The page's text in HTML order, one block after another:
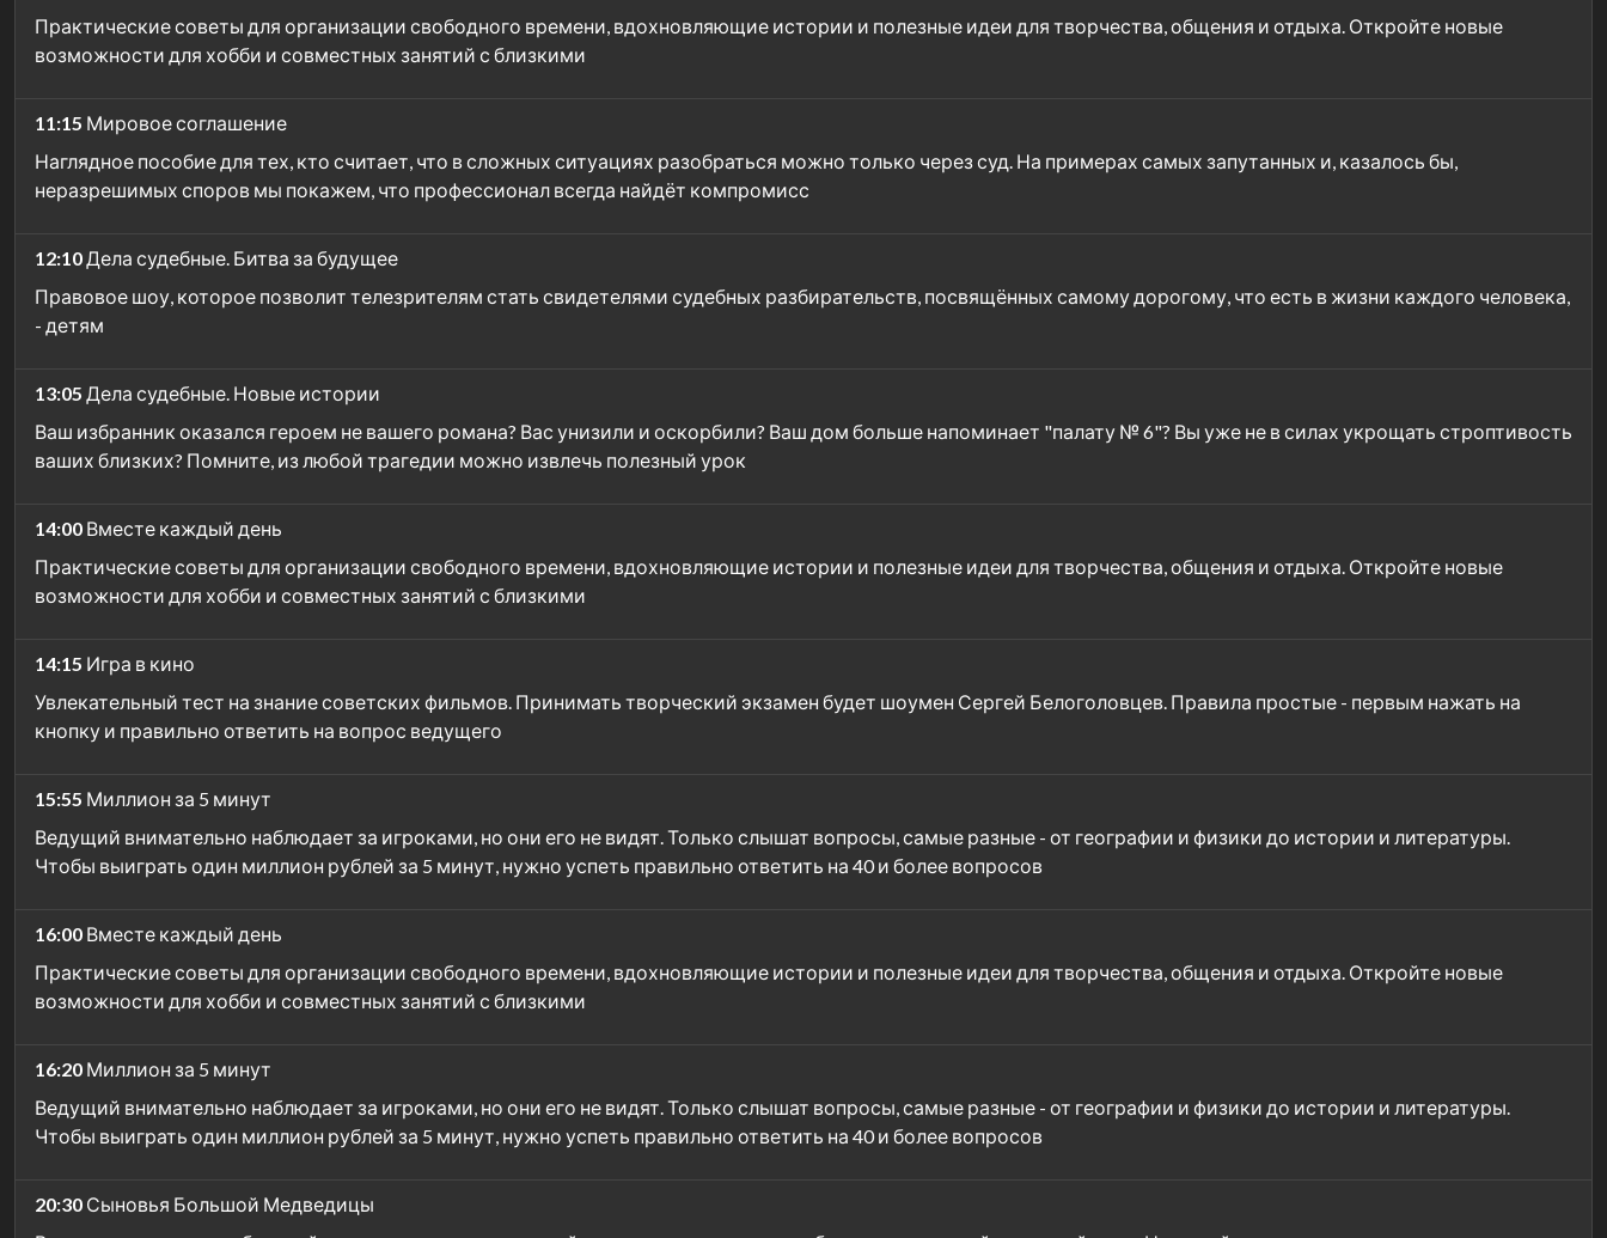
Практические советы для организации свободного времени, вдохновляющие истории и полезные идеи для творчества, общения и отдыха. Откройте новые
возможности для хобби и совместных занятий с близкими
11:15 Мировое соглашение
Наглядное пособие для тех, кто считает, что в сложных ситуациях разобраться можно только через суд. На примерах самых запутанных и, казалось бы,
неразрешимых споров мы покажем, что профессионал всегда найдёт компромисс
12:10Дела судебные. Битва за будущее
Правовое шоу, которое позволит телезрителям стать свидетелями судебных разбирательств, посвящённых самому дорогому, что есть в жизни каждого человека,
- детям
13:05 Дела судебные. Новые истории
Ваш избранник оказался героем не вашего романа? Вас унизили и оскорбили? Ваш дом больше напоминает "палату № 6"? Вы уже не в силах укрощать строптивость
ваших близких? Помните, из любой трагедии можно извлечь полезный урок
14:00 Вместе каждый день
Практические советы для организации свободного времени, вдохновляющие истории и полезные идеи для творчества, общения и отдыха. Откройте новые
возможности для хобби и совместных занятий с близкими
14:15 Игра в кино
Увлекательный тест на знание советских фильмов. Принимать творческий экзамен будет шоумен Сергей Белоголовцев. Правила простые - первым нажать на
кнопку и правильно ответить на вопрос ведущего
15:55 Миллион за 5 минут
Ведущий внимательно наблюдает за игроками, но они его не видят. Только слышат вопросы, самые разные - от географии и физики до истории и литературы.
Чтобы выиграть один миллион рублей за 5 минут, нужно успеть правильно ответить на 40 и более вопросов
16:00 Вместе каждый день
Практические советы для организации свободного времени, вдохновляющие истории и полезные идеи для творчества, общения и отдыха. Откройте новые
возможности для хобби и совместных занятий с близкими
16:20 Миллион за 5 минут
Ведущий внимательно наблюдает за игроками, но они его не видят. Только слышат вопросы, самые разные - от географии и физики до истории и литературы.
Чтобы выиграть один миллион рублей за 5 минут, нужно успеть правильно ответить на 40 и более вопросов
20:30 Сыновья Большой Медведицы